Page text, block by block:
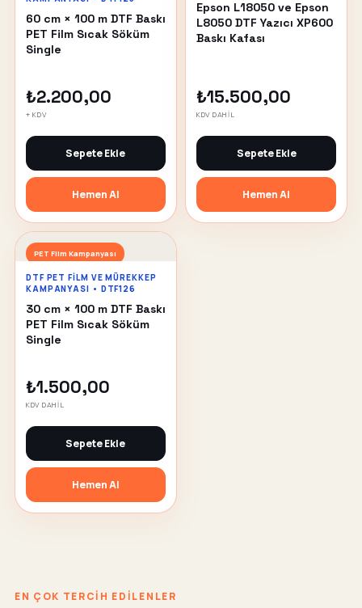
60 cm × 100 m DTF Baskı
PET Film Sıcak Söküm
Single
₺2.200,00
+ KDV
Sepete Ekle
Hemen Al
Epson L18050 ve Epson
L8050 DTF Yazıcı XP600
Baskı Kafası
₺15.500,00
KDV DAHİL
Sepete Ekle
Hemen Al
PET Film Kampanyası
DTF PET FILM VE MÜREKKEP
KAMPANYASI • DTF126
30 cm × 100 m DTF Baskı
PET Film Sıcak Söküm
Single
₺1.500,00
KDV DAHİL
Sepete Ekle
Hemen Al
EN ÇOK TERCİH EDİLENLER